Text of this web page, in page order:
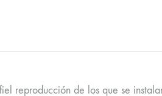
reproducción de los que se